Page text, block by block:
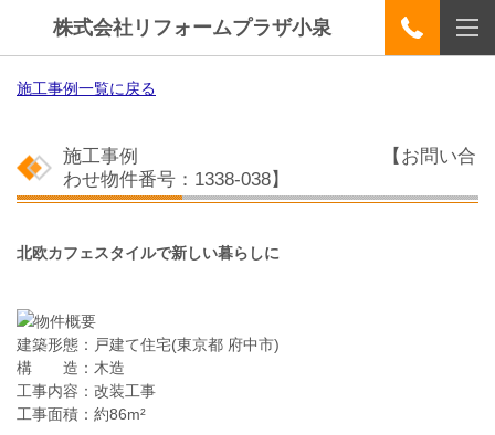
株式会社リフォームプラザ小泉
施工事例一覧に戻る
施工事例
【お問い合
わせ物件番号：1338-038】
北欧カフェスタイルで新しい暮らしに
建築形態：戸建て住宅(東京都 府中市)
構 造：木造
工事内容：改装工事
工事面積：約86m²